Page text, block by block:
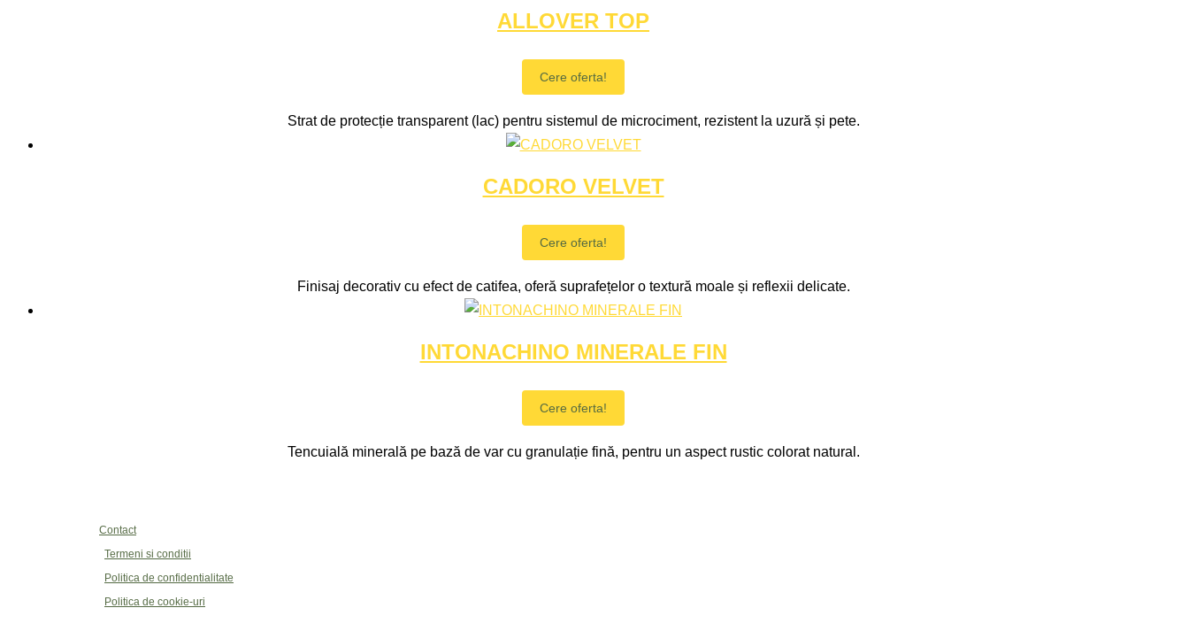
ALLOVER TOP
Cere oferta!
Strat de protecție transparent (lac) pentru sistemul de microciment, rezistent la uzură și pete.
CADORO VELVET
Cere oferta!
Finisaj decorativ cu efect de catifea, oferă suprafețelor o textură moale și reflexii delicate.
INTONACHINO MINERALE FIN
Cere oferta!
Tencuială minerală pe bază de var cu granulație fină, pentru un aspect rustic colorat natural.
Contact
Termeni si conditii
Politica de confidentialitate
Politica de cookie-uri